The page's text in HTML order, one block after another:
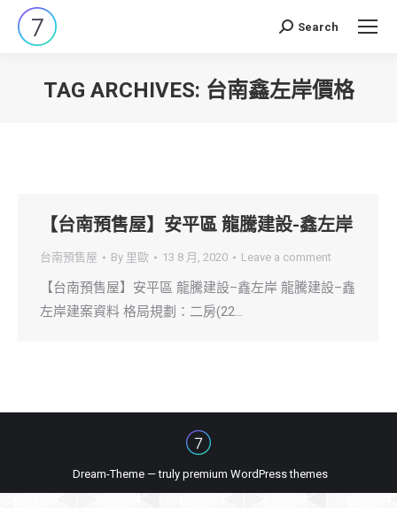
Search:
Search
TAG ARCHIVES: 台南鑫左岸價格
【台南預售屋】安平區 龍騰建設-鑫左岸
台南預售屋 By 里歐 13 8 月, 2020 Leave a comment
【台南預售屋】安平區 龍騰建設–鑫左岸 龍騰建設–鑫
左岸建案資料 格局規劃：二房(22…
Dream-Theme — truly premium WordPress themes